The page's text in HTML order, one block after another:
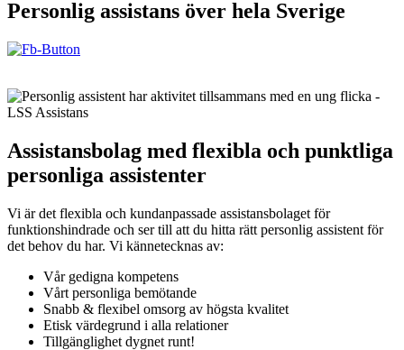
Personlig assistans över hela Sverige
Assistansbolag med flexibla och punktliga
personliga assistenter
Vi är det flexibla och kundanpassade assistansbolaget för
funktionshindrade och ser till att du hitta rätt personlig assistent för
det behov du har. Vi kännetecknas av:
Vår gedigna kompetens
Vårt personliga bemötande
Snabb & flexibel omsorg av högsta kvalitet
Etisk värdegrund i alla relationer
Tillgänglighet dygnet runt!